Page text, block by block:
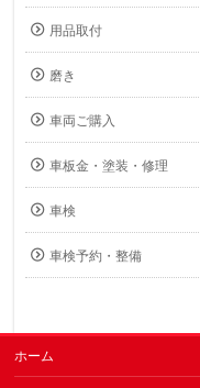
用品取付
磨き
車両ご購入
車板金・塗装・修理
車検
車検予約・整備
ホーム